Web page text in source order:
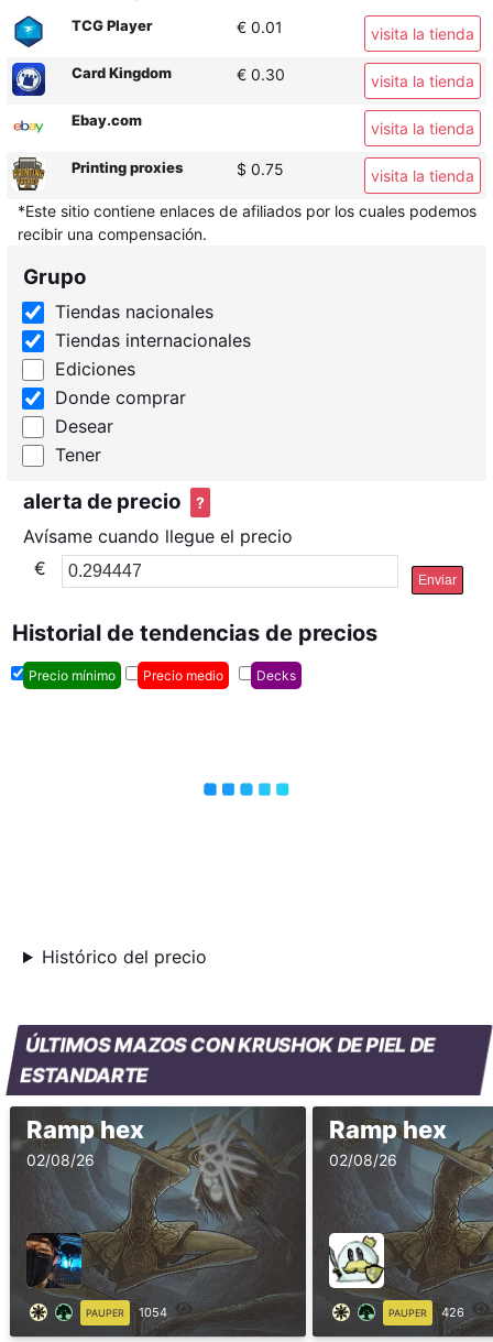
TCG Player € 0.01 visita la tienda
Card Kingdom € 0.30 visita la tienda
Ebay.com visita la tienda
Printing proxies $ 0.75
visita la tienda
*Este sitio contiene enlaces de afiliados por los cuales podemos
recibir una compensación.
Grupo
Tiendas nacionales
Tiendas internacionales
Ediciones
Donde comprar
Desear
Tener
alerta de precio ?
Avísame cuando llegue el precio
€
Enviar
Historial de tendencias de precios
Precio mínimo Precio medio Decks
Histórico del precio
ÚLTIMOS MAZOS CON KRUSHOK DE PIEL DE
ESTANDARTE
Ramp hex
02/08/26
PAUPER 1054
Ramp hex
02/08/26
PAUPER 426